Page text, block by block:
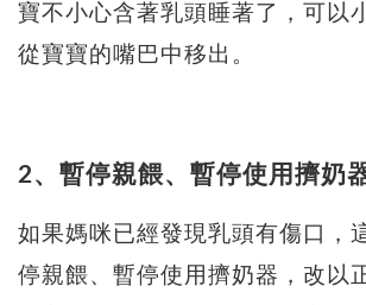
寶不小心含著乳頭睡著了，可以
從寶寶的嘴巴中移出。
2、暫停親餵、暫停使用擠奶
如果媽咪已經發現乳頭有傷口，
停親餵、暫停使用擠奶器，改以